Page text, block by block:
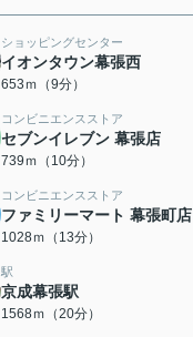
ショッピングセンター
イオンタウン幕張西
653ｍ（9分）
コンビニエンスストア
セブンイレブン 幕張店
739ｍ（10分）
コンビニエンスストア
ファミリーマート 幕張町店
1028ｍ（13分）
駅
京成幕張駅
1568ｍ（20分）